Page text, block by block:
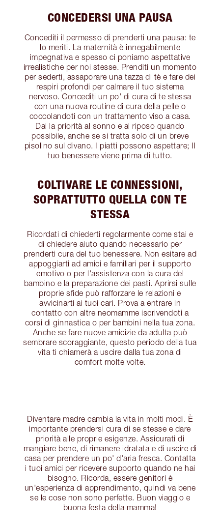
CONCEDERSI UNA PAUSA
Concediti il permesso di prenderti una pausa: te
lo meriti. La maternità è innegabilmente
impegnativa e spesso ci poniamo aspettative
irrealistiche per noi stesse. Prenditi un momento
per sederti, assaporare una tazza di tè e fare dei
respiri profondi per calmare il tuo sistema
nervoso. Concediti un po' di cura di te stessa
con una nuova routine di cura della pelle o
coccolandoti con un trattamento viso a casa.
Dai la priorità al sonno e al riposo quando
possibile, anche se si tratta solo di un breve
pisolino sul divano. I piatti possono aspettare; Il
tuo benessere viene prima di tutto.
COLTIVARE LE CONNESSIONI,
SOPRATTUTTO QUELLA CON TE
STESSA
Ricordati di chiederti regolarmente come stai e
di chiedere aiuto quando necessario per
prenderti cura del tuo benessere. Non esitare ad
appoggiarti ad amici e familiari per il supporto
emotivo o per l'assistenza con la cura del
bambino e la preparazione dei pasti. Aprirsi sulle
proprie sfide può rafforzare le relazioni e
avvicinarti ai tuoi cari. Prova a entrare in
contatto con altre neomamme iscrivendoti a
corsi di ginnastica o per bambini nella tua zona.
Anche se fare nuove amicizie da adulta può
sembrare scoraggiante, questo periodo della tua
vita ti chiamerà a uscire dalla tua zona di
comfort molte volte.
Diventare madre cambia la vita in molti modi. È
importante prendersi cura di se stesse e dare
priorità alle proprie esigenze. Assicurati di
mangiare bene, di rimanere idratata e di uscire di
casa per prendere un po' d'aria fresca. Contatta
i tuoi amici per ricevere supporto quando ne hai
bisogno. Ricorda, essere genitori è
un'esperienza di apprendimento, quindi va bene
se le cose non sono perfette. Buon viaggio e
buona festa della mamma!